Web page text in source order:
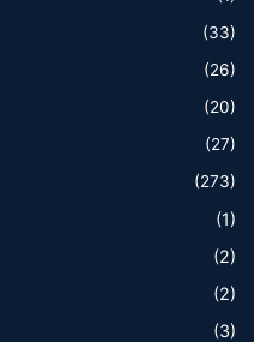
(33)
(26)
(20)
(27)
(273)
(1)
(2)
(2)
(3)